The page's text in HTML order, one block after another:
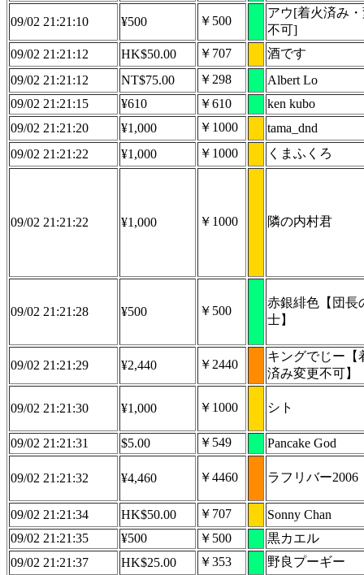
09/02 21:21:10 ¥500 ￥500
アウ[着火済み
不可]
09/02 21:21:12
HK$50.00 ￥707
酒です
09/02 21:21:12
NT$75.00 ￥298
Albert Lo
09/02 21:21:15
¥610 ￥610
ken kubo
09/02 21:21:20
¥1,000 ￥1000
tama_dnd
09/02 21:21:22
¥1,000 ￥1000 くまふくろ
09/02 21:21:22 ¥1,000 ￥1000 隣の内村君
09/02 21:21:28 ¥500 ￥500
赤銀緋色【団長
士】
09/02 21:21:29 ¥2,440 ￥2440
キングでじー【
済み変更不可】
09/02 21:21:30 ¥1,000 ￥1000 シト
09/02 21:21:31 $5.00 ￥549 Pancake God
09/02 21:21:32 ¥4,460 ￥4460 ラフリバー2006
09/02 21:21:34 HK$50.00 ￥707
Sonny Chan
09/02 21:21:35
¥500 ￥500
黒カエル
09/02 21:21:37
HK$25.00 ￥353 野良プーギー